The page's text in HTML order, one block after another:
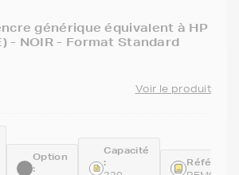
générique équivalent à HP
- NOIR - Format Standard
Voir le produit
Option
:
Capacité
: